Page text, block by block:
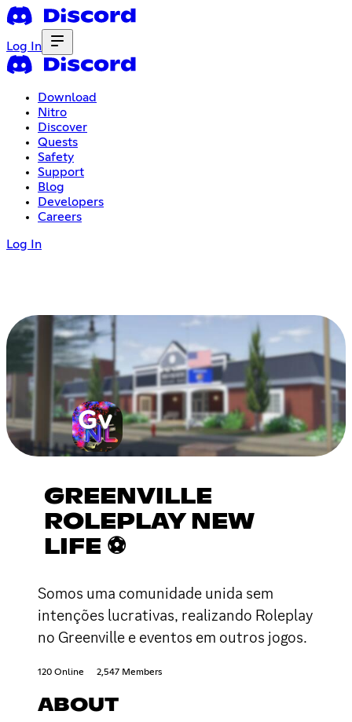
Log In
Download
Nitro
Discover
Quests
Safety
Support
Blog
Developers
Careers
Log In
GREENVILLE
ROLEPLAY NEW
LIFE ⚽
Somos uma comunidade unida sem
intenções lucrativas, realizando Roleplay
no Greenville e eventos em outros jogos.
120 Online 2,547 Members
ABOUT